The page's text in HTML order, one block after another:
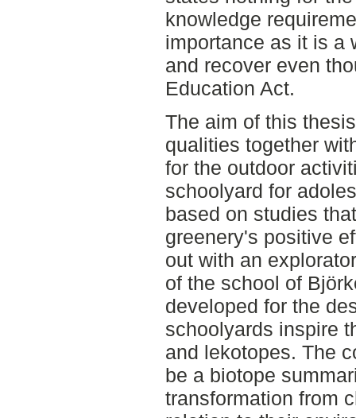
knowledge
importance as it is a
and recover even
Education Act.
The aim of this
qualities together
for the outdoor
schoolyard for
based on studies
greenery's positive
out with an
of the school of
developed for the
schoolyards inspire
and lekotopes. The
be a biotope
transformation from